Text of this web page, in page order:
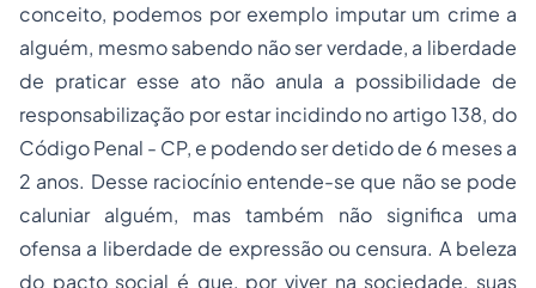
conceito, podemos por exemplo imputar um crime a
alguém, mesmo sabendo não ser verdade, a liberdade
de praticar esse ato não anula a possibilidade de
responsabilização por estar incidindo no artigo 138, do
Código Penal - CP, e podendo ser detido de 6 meses a
2 anos. Desse raciocínio entende-se que não se pode
caluniar alguém, mas também não significa uma
ofensa a liberdade de expressão ou censura. A beleza
do pacto social é que, por viver na sociedade, suas